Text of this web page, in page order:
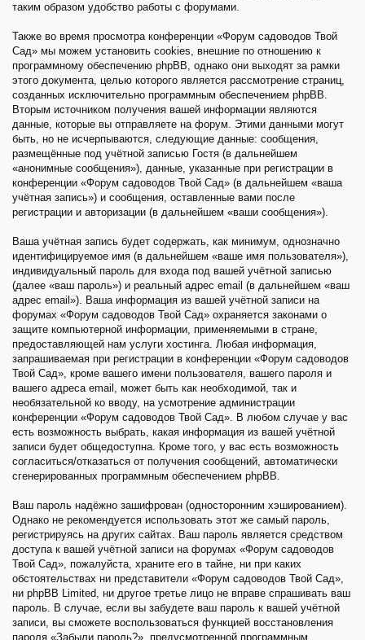
таким образом удобство работы с форумами.
Также во время просмотра конференции «Форум садоводов Твой
Сад» мы можем установить cookies, внешние по отношению к
программному обеспечению phpBB, однако они выходят за рамки
этого документа, целью которого является рассмотрение страниц,
созданных исключительно программным обеспечением phpBB.
Вторым источником получения вашей информации являются
данные, которые вы отправляете на форум. Этими данными могут
быть, но не исчерпываются, следующие данные: сообщения,
размещённые под учётной записью Гостя (в дальнейшем
«анонимные сообщения»), данные, указанные при регистрации в
конференции «Форум садоводов Твой Сад» (в дальнейшем «ваша
учётная запись») и сообщения, оставленные вами после
регистрации и авторизации (в дальнейшем «ваши сообщения»).
Ваша учётная запись будет содержать, как минимум, однозначно
идентифицируемое имя (в дальнейшем «ваше имя пользователя»),
индивидуальный пароль для входа под вашей учётной записью
(далее «ваш пароль») и реальный адрес email (в дальнейшем «ваш
адрес email»). Ваша информация из вашей учётной записи на
форумах «Форум садоводов Твой Сад» охраняется законами о
защите компьютерной информации, применяемыми в стране,
предоставляющей нам услуги хостинга. Любая информация,
запрашиваемая при регистрации в конференции «Форум садоводов
Твой Сад», кроме вашего имени пользователя, вашего пароля и
вашего адреса email, может быть как необходимой, так и
необязательной ко вводу, на усмотрение администрации
конференции «Форум садоводов Твой Сад». В любом случае у вас
есть возможность выбрать, какая информация из вашей учётной
записи будет общедоступна. Кроме того, у вас есть возможность
согласиться/отказаться от получения сообщений, автоматически
сгенерированных программным обеспечением phpBB.
Ваш пароль надёжно зашифрован (односторонним хэшированием).
Однако не рекомендуется использовать этот же самый пароль,
регистрируясь на других сайтах. Ваш пароль является средством
доступа к вашей учётной записи на форумах «Форум садоводов
Твой Сад», пожалуйста, храните его в тайне, ни при каких
обстоятельствах ни представители «Форум садоводов Твой Сад»,
ни phpBB Limited, ни другое третье лицо не вправе спрашивать ваш
пароль. В случае, если вы забудете ваш пароль к вашей учётной
записи, вы сможете воспользоваться функцией восстановления
пароля «Забыли пароль?», предусмотренной программным